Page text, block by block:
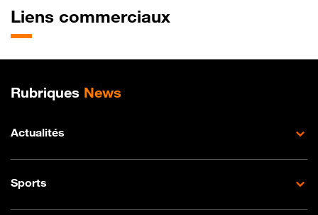
Liens commerciaux
Plan de site
Rubriques News
Actualités
Sports